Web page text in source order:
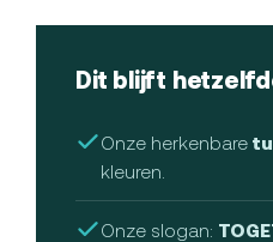
Dit blijft
Onze herkenbare
kleuren.
Onze slogan: